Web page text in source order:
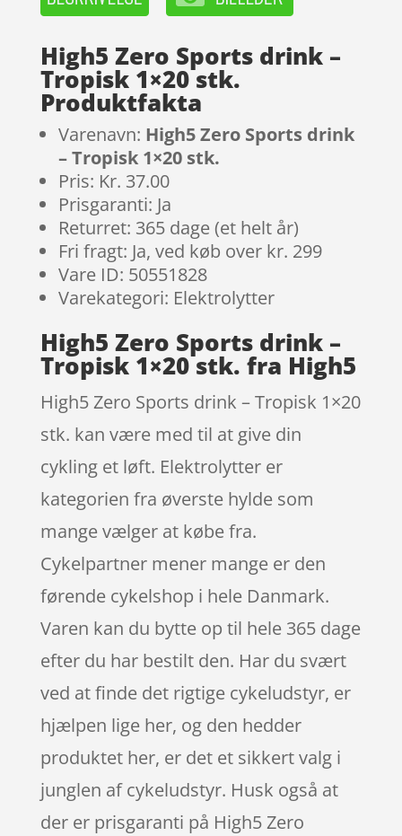
High5 Zero Sports drink –
Tropisk 1×20 stk.
Produktfakta
Varenavn: High5 Zero Sports drink
– Tropisk 1×20 stk.
Pris: Kr. 37.00
Prisgaranti: Ja
Returret: 365 dage (et helt år)
Fri fragt: Ja, ved køb over kr. 299
Vare ID: 50551828
Varekategori: Elektrolytter
High5 Zero Sports drink –
Tropisk 1×20 stk. fra High5
High5 Zero Sports drink – Tropisk 1×20
stk. kan være med til at give din
cykling et løft. Elektrolytter er
kategorien fra øverste hylde som
mange vælger at købe fra.
Cykelpartner mener mange er den
førende cykelshop i hele Danmark.
Varen kan du bytte op til hele 365 dage
efter du har bestilt den. Har du svært
ved at finde det rigtige cykeludstyr, er
hjælpen lige her, og den hedder
produktet her, er det et sikkert valg i
junglen af cykeludstyr. Husk også at
der er prisgaranti på High5 Zero